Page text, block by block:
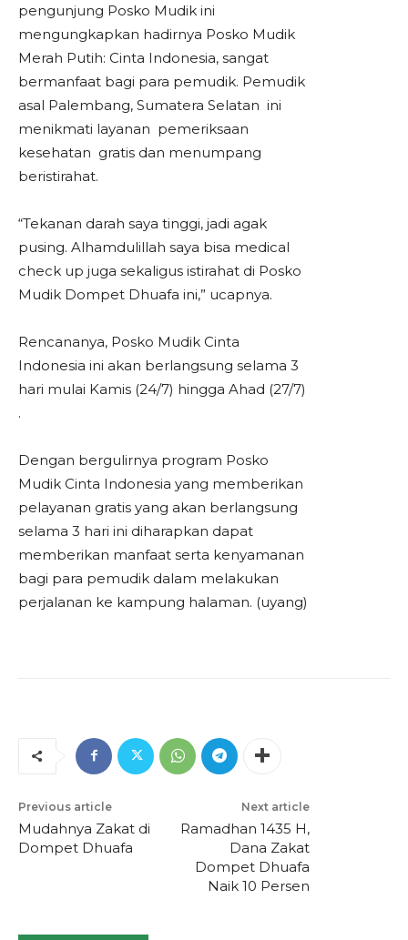
pengunjung Posko Mudik ini
mengungkapkan hadirnya Posko Mudik
Merah Putih: Cinta Indonesia, sangat
bermanfaat bagi para pemudik. Pemudik
asal Palembang, Sumatera Selatan ini
menikmati layanan pemeriksaan
kesehatan gratis dan menumpang
beristirahat.
“Tekanan darah saya tinggi, jadi agak
pusing. Alhamdulillah saya bisa medical
check up juga sekaligus istirahat di Posko
Mudik Dompet Dhuafa ini,” ucapnya.
Rencananya, Posko Mudik Cinta
Indonesia ini akan berlangsung selama 3
hari mulai Kamis (24/7) hingga Ahad (27/7)
.
Dengan bergulirnya program Posko
Mudik Cinta Indonesia yang memberikan
pelayanan gratis yang akan berlangsung
selama 3 hari ini diharapkan dapat
memberikan manfaat serta kenyamanan
bagi para pemudik dalam melakukan
perjalanan ke kampung halaman. (uyang)
Previous article
Mudahnya Zakat di
Dompet Dhuafa
Next article
Ramadhan 1435 H,
Dana Zakat
Dompet Dhuafa
Naik 10 Persen